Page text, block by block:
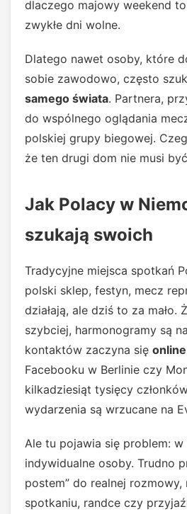
dlaczego majowy weekend
zwykłe dni wolne.
Dlatego nawet osoby, które
sobie zawodowo, często
samego świata. Partnera,
do wspólnego oglądania
polskiej grupy biegowej.
że ten drugi dom nie musi
Jak Polacy w
szukają swoich
Tradycyjne miejsca spotkań
polski sklep, festyn, mecz
działają, ale dziś to za mało.
szybciej, harmonogramy są
kontaktów zaczyna się online
Facebooku w Berlinie czy
kilkadziesiąt tysięcy
wydarzenia są wrzucane na
Ale tu pojawia się problem:
indywidualne osoby. Trudno
postem” do realnej
spotkaniu, randce czy